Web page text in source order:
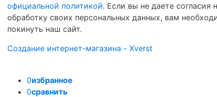
официальной политикой. Если вы не даете согласия
обработку своих персональных данных, вам
покинуть наш сайт.
Создание интернет-магазина - Xverst
0избранное
0сравнить